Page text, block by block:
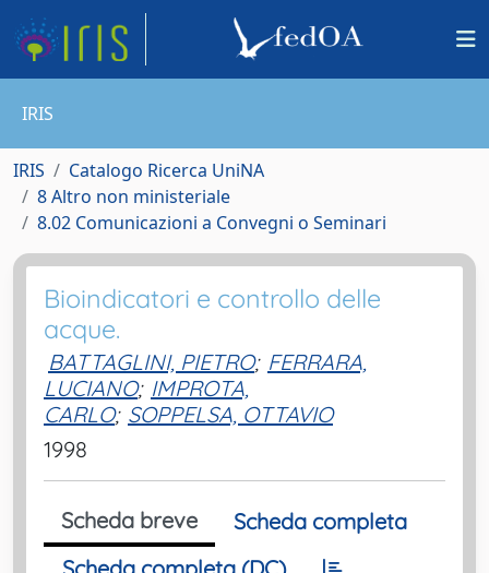
IRIS
IRIS
Catalogo Ricerca UniNA
8 Altro non ministeriale
8.02 Comunicazioni a Convegni o Seminari
Bioindicatori e controllo delle
acque.
BATTAGLINI, PIETRO; FERRARA,
LUCIANO; IMPROTA,
CARLO; SOPPELSA, OTTAVIO
1998
Scheda breve
Scheda completa